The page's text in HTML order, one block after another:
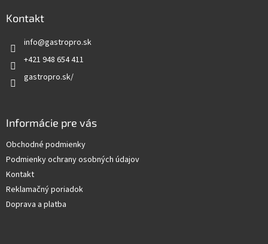
Kontakt
info@gastropro.sk
+421 948 654 411
gastropro.sk/
Informácie pre vás
Obchodné podmienky
Podmienky ochrany osobných údajov
Kontakt
Reklamačný poriadok
Doprava a platba